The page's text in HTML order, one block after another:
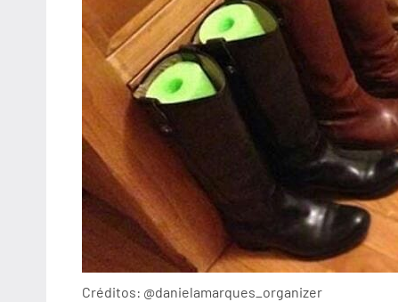
Créditos: @danielamarques_organizer